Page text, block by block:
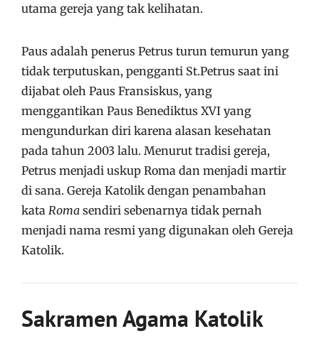
utama gereja yang tak kelihatan.
Paus adalah penerus Petrus turun temurun yang
tidak terputuskan, pengganti St.Petrus saat ini
dijabat oleh Paus Fransiskus, yang
menggantikan Paus Benediktus XVI yang
mengundurkan diri karena alasan kesehatan
pada tahun 2003 lalu. Menurut tradisi gereja,
Petrus menjadi uskup Roma dan menjadi martir
di sana. Gereja Katolik dengan penambahan
kata Roma sendiri sebenarnya tidak pernah
menjadi nama resmi yang digunakan oleh Gereja
Katolik.
Sakramen Agama Katolik